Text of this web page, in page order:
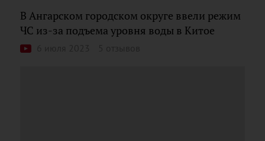
В Ангарском городском округе ввели режим
ЧС из-за подъема уровня воды в Китое